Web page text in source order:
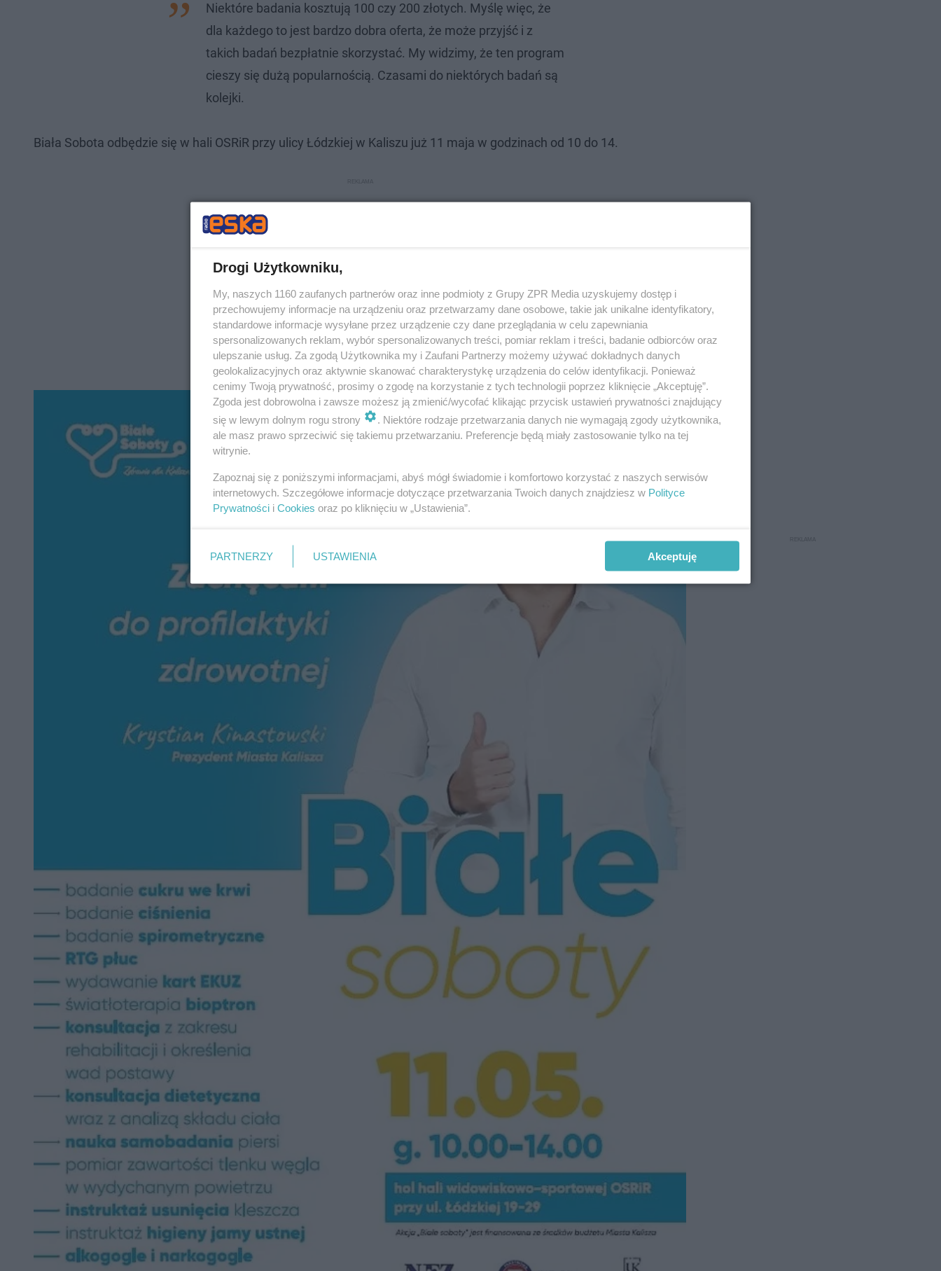
Niektóre badania kosztują 100 czy 200 złotych. Myślę więc, że
dla każdego to jest bardzo dobra oferta, że może przyjść i z
takich badań bezpłatnie skorzystać. My widzimy, że ten program
cieszy się dużą popularnością. Czasami do niektórych badań są
kolejki.
Biała Sobota odbędzie się w hali OSRiR przy ulicy Łódzkiej w Kaliszu już 11 maja w godzinach od 10 do 14.
Drogi Użytkowniku,
My, naszych 1160 zaufanych partnerów oraz inne podmioty z Grupy ZPR Media uzyskujemy dostęp i
przechowujemy informacje na urządzeniu oraz przetwarzamy dane osobowe, takie jak unikalne identyfikatory,
standardowe informacje wysyłane przez urządzenie czy dane przeglądania w celu zapewniania
spersonalizowanych reklam, wybór spersonalizowanych treści, pomiar reklam i treści, badanie odbiorców oraz
ulepszanie usług. Za zgodą Użytkownika my i Zaufani Partnerzy możemy używać dokładnych danych
geolokalizacyjnych oraz aktywnie skanować charakterystykę urządzenia do celów identyfikacji. Ponieważ
cenimy Twoją prywatność, prosimy o zgodę na korzystanie z tych technologii poprzez kliknięcie „Akceptuję”.
Zgoda jest dobrowolna i zawsze możesz ją zmienić/wycofać klikając przycisk ustawień prywatności znajdujący
się w lewym dolnym rogu strony
. Niektóre rodzaje przetwarzania danych nie wymagają zgody użytkownika,
ale masz prawo sprzeciwić się takiemu przetwarzaniu. Preferencje będą miały zastosowanie tylko na tej
witrynie.
Zapoznaj się z poniższymi informacjami, abyś mógł świadomie i komfortowo korzystać z naszych serwisów
internetowych. Szczegółowe informacje dotyczące przetwarzania Twoich danych znajdziesz w Polityce
Prywatności i Cookies oraz po kliknięciu w „Ustawienia”.
PARTNERZY USTAWIENIA Akceptuję